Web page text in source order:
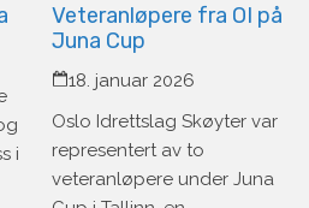
i
Veteranløpere fra OI på
Juna Cup
18. januar 2026
Oslo Idrettslag Skøyter var
representert av to
veteranløpere under Juna